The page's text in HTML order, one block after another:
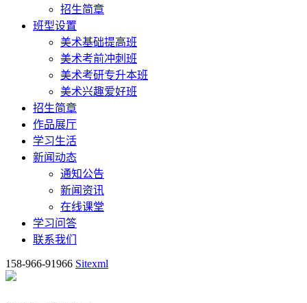
招生简章
班型设置
美术基础提高班
美术考前冲刺班
美术考研专升本班
美术兴趣爱好班
招生简章
作品展厅
学习生活
新闻动态
通知公告
新闻资讯
在线课堂
学习问答
联系我们
158-966-91966 Sitexml